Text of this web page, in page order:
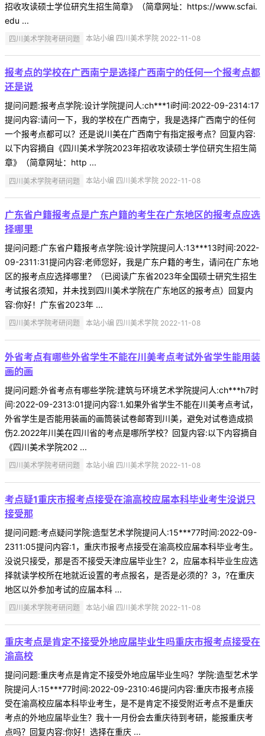
招收攻读硕士学位研究生招生简章》（简章网址：https://www.scfai.
edu ...
四川美术学院考研问题 本站小编 四川美术学院 2022-11-08
报考点的学校在广西南宁是选择广西南宁的任何一个报考点都
还是说
提问问题:报考点学院:设计学院提问人:ch***1i时间:2022-09-2314:17
提问内容:请问一下，我的学校在广西南宁，我是选择广西南宁的任何
一个报考点都可以？还是说川美在广西南宁有指定报考点？回复内容:
以下内容摘自《四川美术学院2023年招收攻读硕士学位研究生招生简
章》（简章网址：http ...
四川美术学院考研问题 本站小编 四川美术学院 2022-11-08
广东省户籍报考点是广东户籍的考生在广东地区的报考点应选
择哪里
提问问题:广东省户籍报考点学院:设计学院提问人:13***13时间:2022-
09-2311:31提问内容:老师您好，我是广东户籍的考生，请问在广东地
区的报考点应选择哪里？（已阅读广东省2023年全国硕士研究生招生
考试报名须知，并未找到四川美术学院在广东地区的报考点）回复内
容:你好！广东省2023年 ...
四川美术学院考研问题 本站小编 四川美术学院 2022-11-08
外省考点有哪些外省学生不能在川美考点考试外省学生能用装
画的画
提问问题:外省考点有哪些学院:建筑与环境艺术学院提问人:ch***h7时
间:2022-09-2313:01提问内容:1.如果外省学生不能在川美考点考试，
外省学生是否能用装画的画筒装试卷邮寄到川美，避免对试卷造成损
伤2.2022年川美在四川省的考点是哪所学校？回复内容:以下内容摘自
《四川美术学院202 ...
四川美术学院考研问题 本站小编 四川美术学院 2022-11-08
考点疑1重庆市报考点接受在渝高校应届本科毕业考生没说只
接受那
提问问题:考点疑问学院:造型艺术学院提问人:15***77时间:2022-09-
2311:05提问内容:1，重庆市报考点接受在渝高校应届本科毕业考生。
没说只接受，那是否不接受天津应届毕业生？2，应届本科毕业生应选
择就读学校所在地就近设置的考点报名，是否是必须的？3，?在重庆
地区以外参加考试的应届本科 ...
四川美术学院考研问题 本站小编 四川美术学院 2022-11-08
重庆考点是肯定不接受外地应届毕业生吗重庆市报考点接受在
渝高校
提问问题:重庆考点是肯定不接受外地应届毕业生吗？学院:造型艺术学
院提问人:15***77时间:2022-09-2310:46提问内容:重庆市报考点接
受在渝高校应届本科毕业考生，是不是肯定不接受附近考点不是重庆
考点的外地应届毕业生？我十一月份会去重庆待到考研，能报重庆考
点吗？回复内容:你好！选择在重庆 ...